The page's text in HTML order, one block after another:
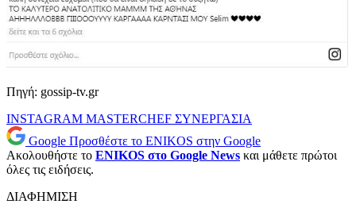
Πηγή: gossip-tv.gr
INSTAGRAM MASTERCHEF ΣΥΝΕΡΓΑΣΙΑ
Google Προσθέστε το ENIKOS στην Google
Ακολουθήστε το ENIKOS στο Google News και μάθετε πρώτοι
όλες τις ειδήσεις.
ΔΙΑΦΗΜΙΣΗ